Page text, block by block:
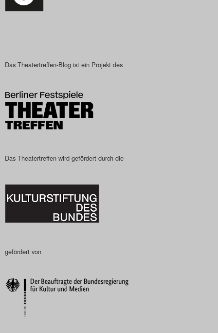
Das Theatertreffen-Blog ist ein Projekt des
Das Theatertreffen wird gefördert durch die
gefördert von